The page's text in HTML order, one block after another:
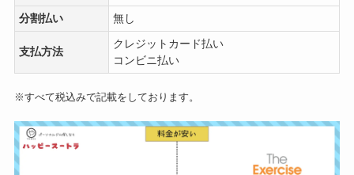
分割払い 無し
支払方法
クレジットカード払い
コンビニ払い
※すべて税込みで記載をしております。